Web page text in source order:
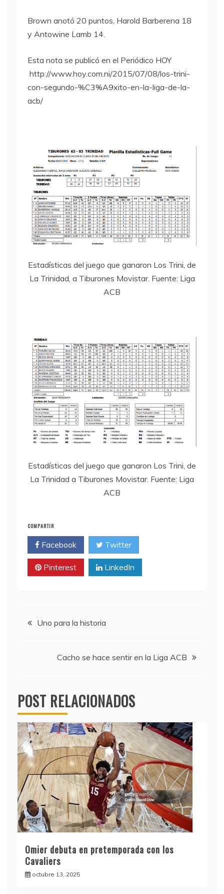
Brown anotó 20 puntos, Harold Barberena 18
y Antowine Lamb 14.
Esta nota se publicó en el Periódico HOY
http://www.hoy.com.ni/2015/07/08/los-trini-
con-segundo-%C3%A9xito-en-la-liga-de-la-
acb/
Estadísticas del juego que ganaron Los Trini, de
La Trinidad, a Tiburones Movistar. Fuente: Liga
ACB
Estadísticas del juego que ganaron Los Trini, de
La Trinidad a Tiburones Movistar. Fuente: Liga
ACB
COMPARTIR
Facebook Twitter
Pinterest LinkedIn
Navegación
Uno para la historia
Cacho se hace sentir en la Liga ACB
POST RELACIONADOS
Omier debuta en pretemporada con los
Cavaliers
octubre 13, 2025